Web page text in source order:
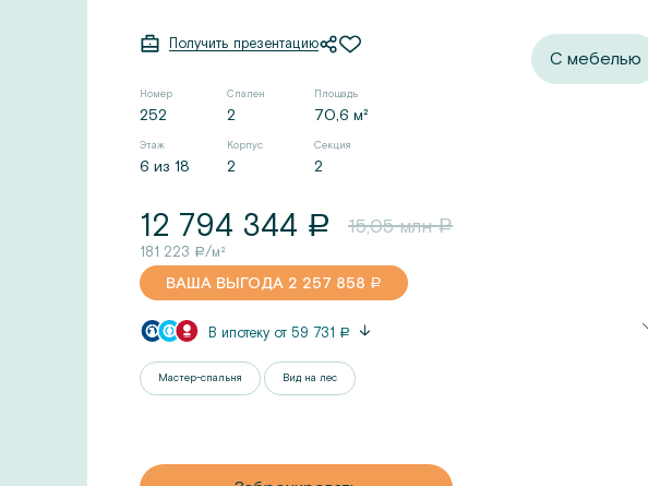
Получить презентацию
Номер
252
Спален
2
Площадь
70,6 м²
Этаж
6 из 18
Корпус
2
Секция
2
12 794 344 a 15,05млнa
181 223 a/м²
ВАША ВЫГОДА 2 257 858 a
В ипотеку от 59 731 a
Мастер-спальня Вид на лес
С мебелью